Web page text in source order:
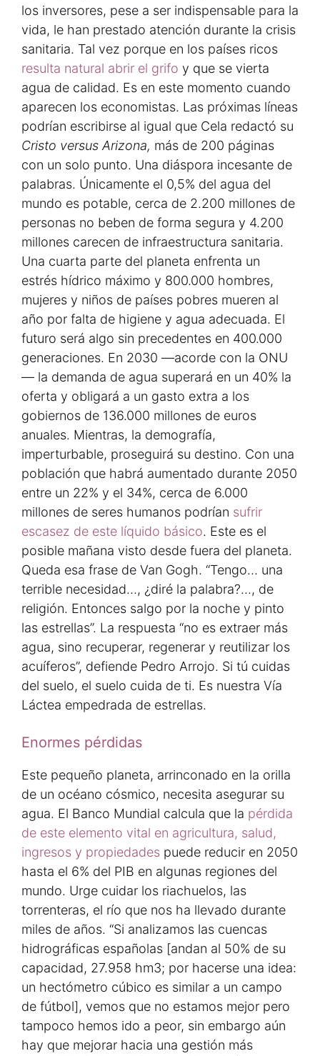
los inversores, pese a ser indispensable para la
vida, le han prestado atención durante la crisis
sanitaria. Tal vez porque en los países ricos
resulta natural abrir el grifo y que se vierta
agua de calidad. Es en este momento cuando
aparecen los economistas. Las próximas líneas
podrían escribirse al igual que Cela redactó su
Cristo versus Arizona, más de 200 páginas
con un solo punto. Una diáspora incesante de
palabras. Únicamente el 0,5% del agua del
mundo es potable, cerca de 2.200 millones de
personas no beben de forma segura y 4.200
millones carecen de infraestructura sanitaria.
Una cuarta parte del planeta enfrenta un
estrés hídrico máximo y 800.000 hombres,
mujeres y niños de países pobres mueren al
año por falta de higiene y agua adecuada. El
futuro será algo sin precedentes en 400.000
generaciones. En 2030 —acorde con la ONU
— la demanda de agua superará en un 40% la
oferta y obligará a un gasto extra a los
gobiernos de 136.000 millones de euros
anuales. Mientras, la demografía,
imperturbable, proseguirá su destino. Con una
población que habrá aumentado durante 2050
entre un 22% y el 34%, cerca de 6.000
millones de seres humanos podrían sufrir
escasez de este líquido básico. Este es el
posible mañana visto desde fuera del planeta.
Queda esa frase de Van Gogh. “Tengo… una
terrible necesidad…, ¿diré la palabra?…, de
religión. Entonces salgo por la noche y pinto
las estrellas”. La respuesta “no es extraer más
agua, sino recuperar, regenerar y reutilizar los
acuíferos”, defiende Pedro Arrojo. Si tú cuidas
del suelo, el suelo cuida de ti. Es nuestra Vía
Láctea empedrada de estrellas.
Enormes pérdidas
Este pequeño planeta, arrinconado en la orilla
de un océano cósmico, necesita asegurar su
agua. El Banco Mundial calcula que la pérdida
de este elemento vital en agricultura, salud,
ingresos y propiedades puede reducir en 2050
hasta el 6% del PIB en algunas regiones del
mundo. Urge cuidar los riachuelos, las
torrenteras, el río que nos ha llevado durante
miles de años. “Si analizamos las cuencas
hidrográficas españolas [andan al 50% de su
capacidad, 27.958 hm3; por hacerse una idea:
un hectómetro cúbico es similar a un campo
de fútbol], vemos que no estamos mejor pero
tampoco hemos ido a peor, sin embargo aún
hay que mejorar hacia una gestión más